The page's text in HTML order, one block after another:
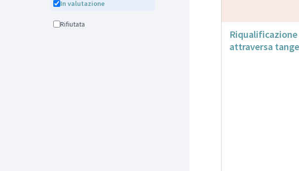
In valutazione
Rifiutata
attraversa